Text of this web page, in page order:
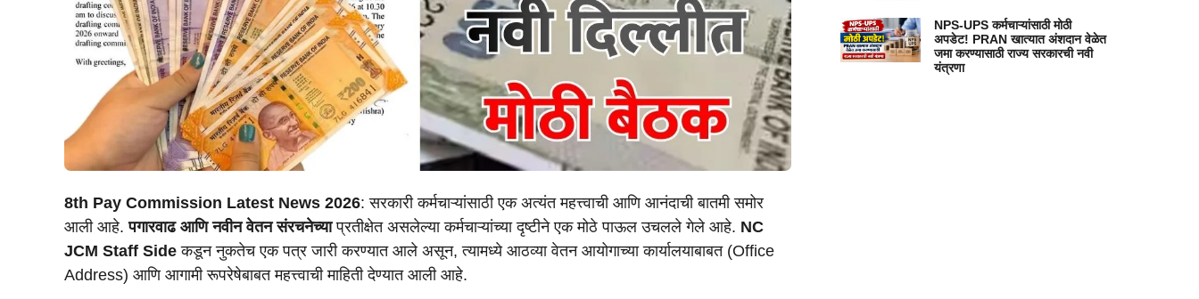
8th Pay Commission Latest News 2026: सरकारी कर्मचाऱ्यांसाठी एक अत्यंत महत्त्वाची आणि आनंदाची बातमी समोर
आली आहे.पगारवाढ आणि नवीन वेतन संरचनेच्याप्रतीक्षेत असलेल्या कर्मचाऱ्यांच्या दृष्टीने एक मोठे पाऊल उचलले गेले आहे. NC
JCM Staff Sideकडून नुकतेच एक पत्र जारी करण्यात आले असून, त्यामध्ये आठव्या वेतन आयोगाच्या कार्यालयाबाबत (Office
Address) आणि आगामी रूपरेषेबाबत महत्त्वाची माहिती देण्यात आली आहे.
NPS-UPS कर्मचाऱ्यांसाठी मोठी
अपडेट! PRAN खात्यात अंशदान वेळेत
जमा करण्यासाठी राज्य सरकारची नवी
यंत्रणा